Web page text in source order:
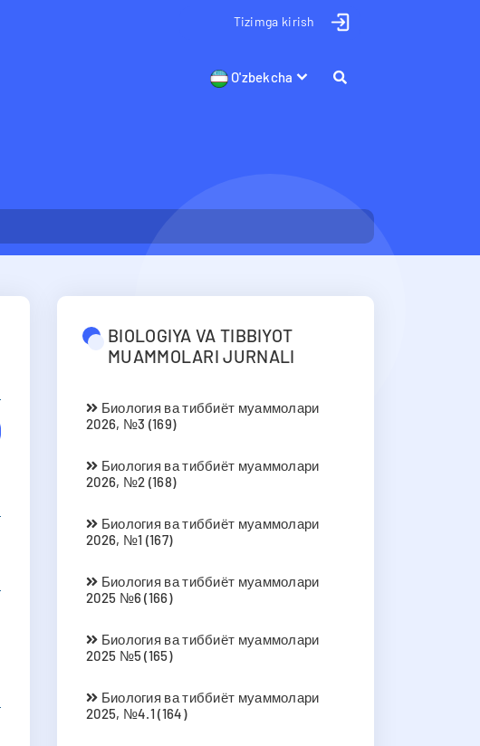
Tizimga kirish
O'zbekcha
BIOLOGIYA VA TIBBIYOT
MUAMMOLARI JURNALI
Биология ва тиббиёт муаммолари
2026, №3 (169)
Биология ва тиббиёт муаммолари
2026, №2 (168)
Биология ва тиббиёт муаммолари
2026, №1 (167)
Биология ва тиббиёт муаммолари
2025 №6 (166)
Биология ва тиббиёт муаммолари
2025 №5 (165)
Биология ва тиббиёт муаммолари
2025, №4.1 (164)